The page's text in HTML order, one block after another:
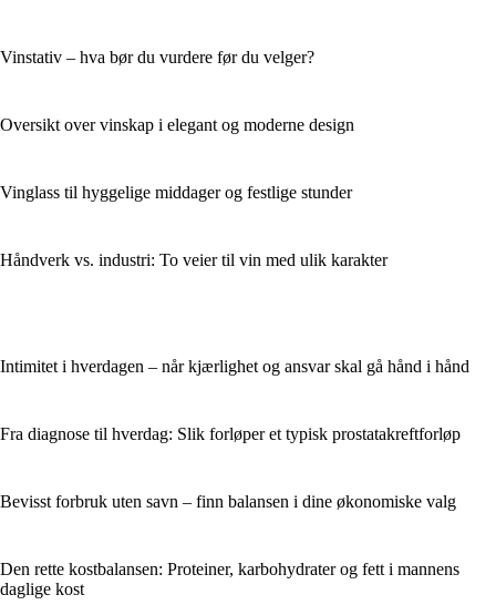
Vinstativ – hva bør du vurdere før du velger?
Oversikt over vinskap i elegant og moderne design
Vinglass til hyggelige middager og festlige stunder
Håndverk vs. industri: To veier til vin med ulik karakter
Intimitet i hverdagen – når kjærlighet og ansvar skal gå hånd i hånd
Fra diagnose til hverdag: Slik forløper et typisk prostatakreftforløp
Bevisst forbruk uten savn – finn balansen i dine økonomiske valg
Den rette kostbalansen: Proteiner, karbohydrater og fett i mannens
daglige kost